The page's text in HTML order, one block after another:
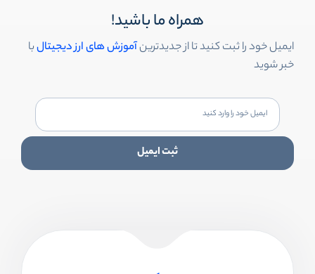
همراه ما باشید!
ایمیل خود را ثبت کنید تا از جدیدترینآموزش های ارز دیجیتالبا
خبر شوید
ثبت ایمیل